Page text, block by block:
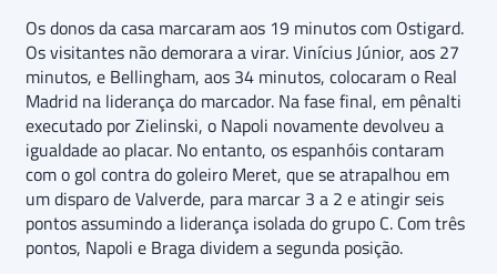
Os donos da casa marcaram aos 19 minutos com Ostigard.
Os visitantes não demorara a virar. Vinícius Júnior, aos 27
minutos, e Bellingham, aos 34 minutos, colocaram o Real
Madrid na liderança do marcador. Na fase final, em pênalti
executado por Zielinski, o Napoli novamente devolveu a
igualdade ao placar. No entanto, os espanhóis contaram
com o gol contra do goleiro Meret, que se atrapalhou em
um disparo de Valverde, para marcar 3 a 2 e atingir seis
pontos assumindo a liderança isolada do grupo C. Com três
pontos, Napoli e Braga dividem a segunda posição.